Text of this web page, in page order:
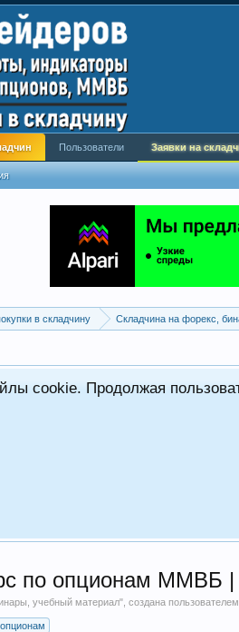
в складчину Складчина на форекс,
cookie. Продолжая
по опционам ММВБ |
учебный материал", создана пользователем
опционам
Пользователи Заявки на